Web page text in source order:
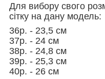
Для вибору свого
сітку на дану модель:
36р. - 23,5 см
37р. - 24 см
38р. - 24,8 см
39р. - 25,3 см
40р. - 26 см